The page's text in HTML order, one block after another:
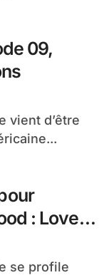
09,
: Love